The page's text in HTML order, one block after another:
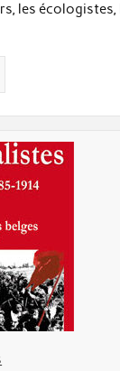
les